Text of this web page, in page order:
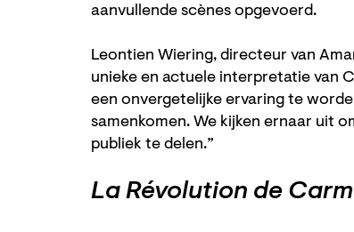
aanvullende scènes opgevoerd.
Leontien Wiering, directeur van
unieke en actuele interpretatie van
een onvergetelijke ervaring te
samenkomen. We kijken ernaar uit
publiek te delen.”
La Révolution de